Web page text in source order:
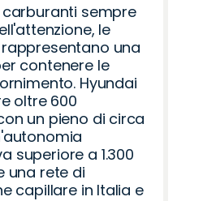
sempre
le
rappresentano una
contenere le
Hyundai
oltre 600
un pieno di circa
superiore a 1.300
una rete di
capillare in Italia e